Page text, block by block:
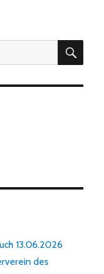
13.06.2026
des